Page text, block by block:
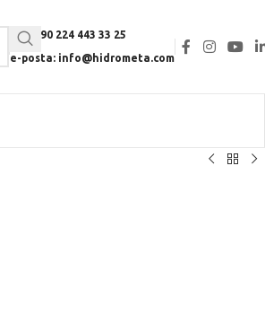
Tel: +90 224 443 33 25
e-posta: info@hidrometa.com